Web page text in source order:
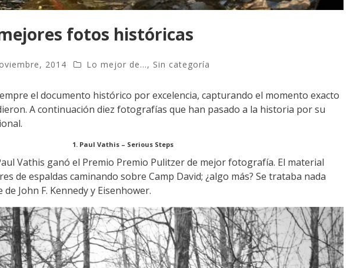
fotos históricas
2014 Lo mejor de..., Sin categoría
el documento histórico por excelencia, capturando el momento exacto
A continuación diez fotografías que han pasado a la historia por su
1. Paul Vathis – Serious Steps
Vathis ganó el Premio Premio Pulitzer de mejor fotografía. El material
de espaldas caminando sobre Camp David; ¿algo más? Se trataba nada
John F. Kennedy y Eisenhower.